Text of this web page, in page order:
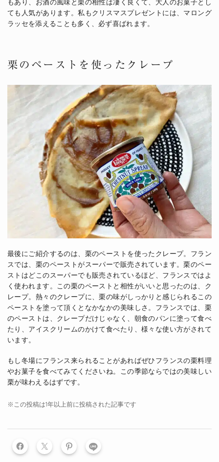
もあり、お酒の風味と栗の相性は凄く良くて、大人のお菓子とし
ても人気があります。私もクリスマスプレゼントには、マロング
ラッセを添えることも多く、必ず喜ばれます。
栗のペーストを使ったクレープ
最後にご紹介するのは、栗のペーストを使ったクレープ。フラン
スでは、栗のペーストがスーパーで販売されています。栗のペー
ストはどこのスーパーでも販売されているほど、フランスではよ
く使われます。この栗のペーストと相性がいいと思ったのは、ク
レープ。熱々のクレープに、栗の味がしっかりと感じられるこの
ペーストを塗って頂くとなかなかの美味しさ。フランスでは、栗
のペーストは、クレープだけじゃなく、朝食のパンに塗って食べ
たり、アイスクリームのかけて食べたり、様々な使い方がされて
います。
もし冬場にフランス来られることがあればぜひフランスの栗料理
やお菓子を食べてみてくださいね。この季節ならではの美味しい
栗が味わえるはずです。
※この投稿は1年以上前に投稿された記事です
LINE